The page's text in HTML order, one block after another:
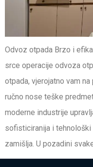
Odvoz otpada Brzo i
srce operacije odvoza
otpada, vjerojatno vam
ručno nose teške
moderne industrije
sofisticiranija i tehnološki
zamišlja. U pozadini